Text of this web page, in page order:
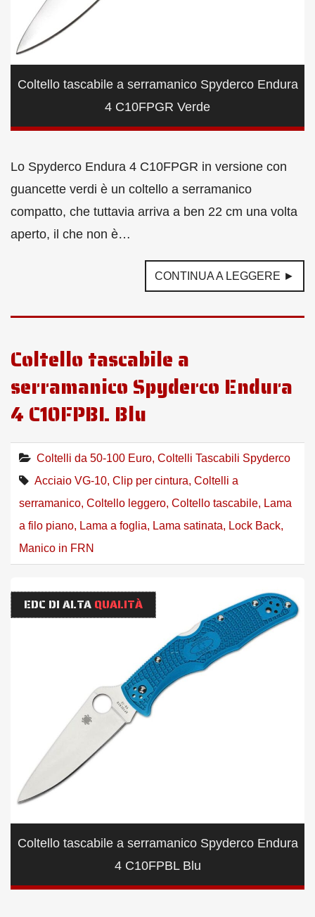
Coltello tascabile a serramanico Spyderco Endura
4 C10FPGR Verde
Lo Spyderco Endura 4 C10FPGR in versione con
guancette verdi è un coltello a serramanico
compatto, che tuttavia arriva a ben 22 cm una volta
aperto, il che non è…
CONTINUA A LEGGERE ►
Coltello tascabile a
serramanico Spyderco Endura
4 C10FPBL Blu
Coltelli da 50-100 Euro, Coltelli Tascabili Spyderco
Acciaio VG-10, Clip per cintura, Coltelli a
serramanico, Coltello leggero, Coltello tascabile, Lama
a filo piano, Lama a foglia, Lama satinata, Lock Back,
Manico in FRN
EDC DI ALTA QUALITÀ
Coltello tascabile a serramanico Spyderco Endura
4 C10FPBL Blu